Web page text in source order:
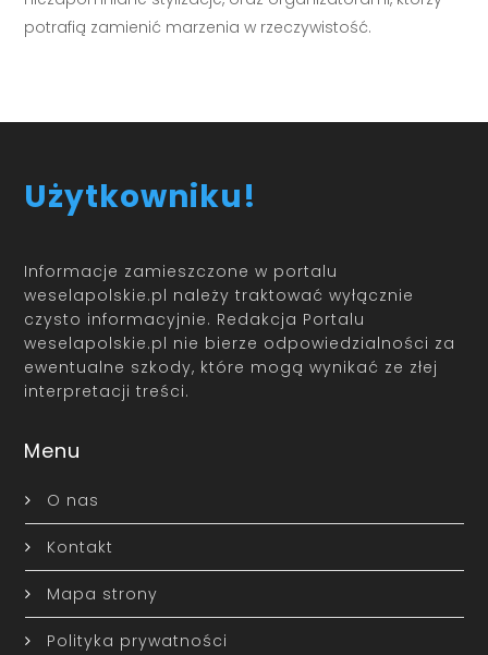
potrafią zamienić marzenia w rzeczywistość.
Użytkowniku!
Informacje zamieszczone w portalu
weselapolskie.pl należy traktować wyłącznie
czysto informacyjnie. Redakcja Portalu
weselapolskie.pl nie bierze odpowiedzialności za
ewentualne szkody, które mogą wynikać ze złej
interpretacji treści.
Menu
O nas
Kontakt
Mapa strony
Polityka prywatności